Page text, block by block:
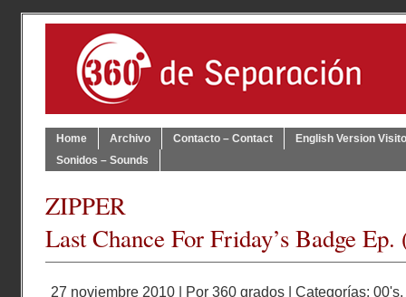
Home Archivo Contacto – Contact
English Version
Sonidos – Sounds
ZIPPER
Last Chance For Friday’s Badge Ep.
27 noviembre 2010 | Por 360 grados | Categorías: 00's,